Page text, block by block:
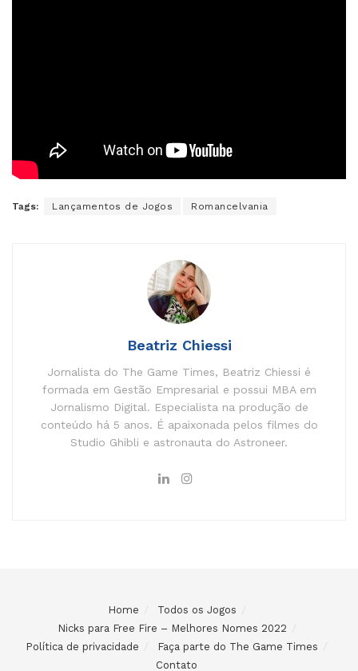
Tags: Lançamentos de Jogos Romancelvania
Beatriz Chiessi
Jornalista do The Game Times, Beatriz Chiessi é
formada em Gestão Empresarial e possui MBA em
Jornalismo Digital. Especialista na produção de
conteúdo há 5 anos. É apaixonada pelos filmes do
Studio Ghibli e astronauta do Astroneer.
Home
Todos os Jogos
Nicks para Free Fire – Melhores Nomes 2022
Política de privacidade
Faça parte do The Game Times
Contato